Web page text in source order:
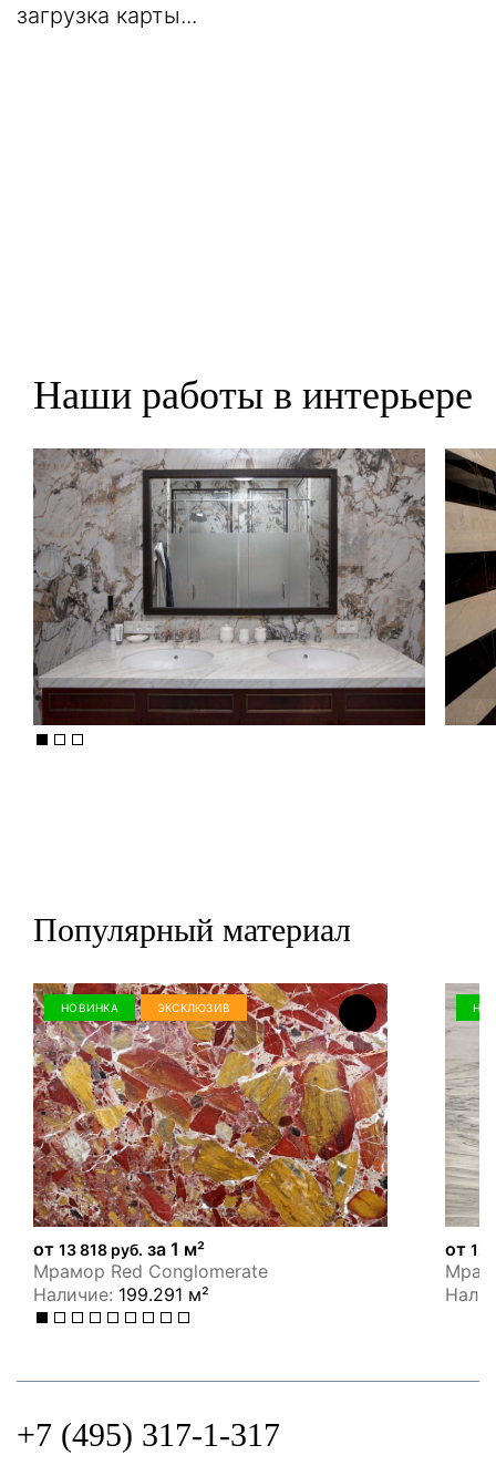
загрузка карты...
Наши работы в интерьере
Популярный материал
НОВИНКА ЭКСКЛЮЗИВ
от13 818 руб. за 1 м²
Мрамор Red Conglomerate
Наличие: 199.291 м²
от 12
+7 (495) 317-1-317